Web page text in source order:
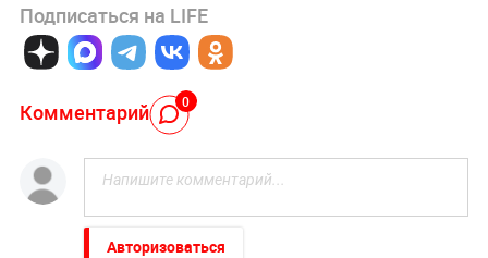
Подписаться на LIFE
Комментарий 0
Авторизоваться